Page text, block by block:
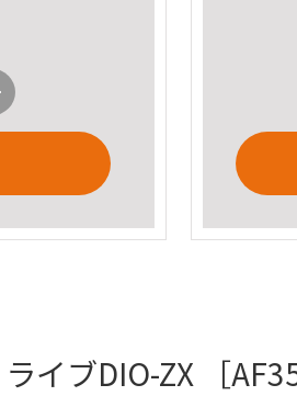
イブDIO-ZX ［